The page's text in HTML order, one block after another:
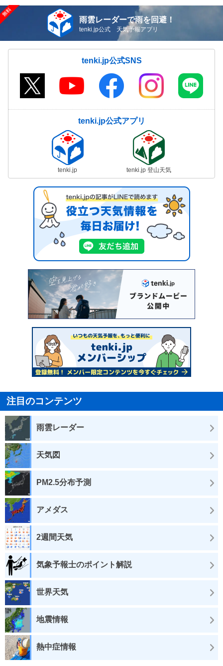
雨雲レーダーで雨を回避！
tenki.jp公式 天気予報アプリ
tenki.jp公式SNS
tenki.jp公式アプリ
tenki.jp tenki.jp 登山天気
注目のコンテンツ
雨雲レーダー
天気図
PM2.5分布予測
アメダス
2週間天気
気象予報士のポイント解説
世界天気
地震情報
熱中症情報